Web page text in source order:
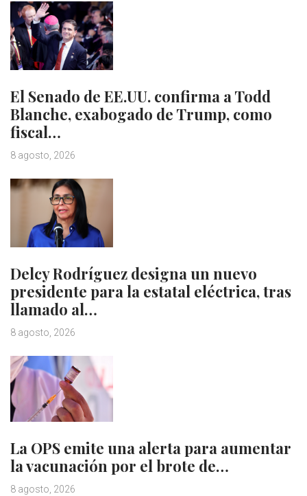
El Senado de EE.UU. confirma a Todd
Blanche, exabogado de Trump, como
fiscal…
8 agosto, 2026
Delcy Rodríguez designa un nuevo
presidente para la estatal eléctrica, tras
llamado al…
8 agosto, 2026
La OPS emite una alerta para aumentar
la vacunación por el brote de…
8 agosto, 2026